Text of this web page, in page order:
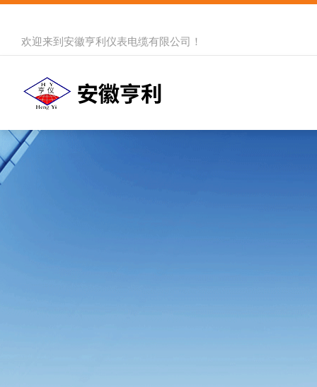
欢迎来到 安徽亨利仪表电缆有限公司 ！